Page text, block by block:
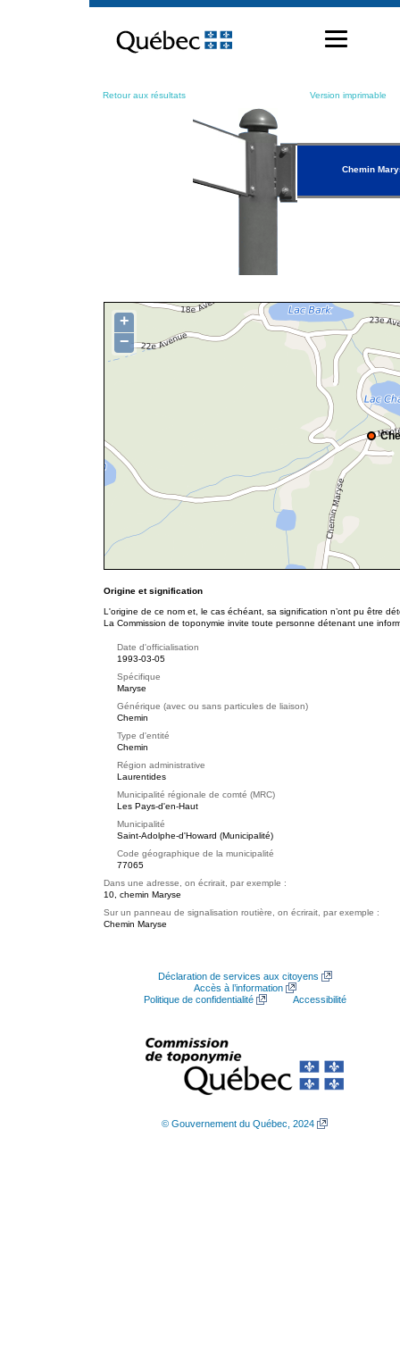
contenu
Retour aux résultats Version imprimable
Chemin
+
−
Origine et signification
L'origine de ce nom et, le cas échéant, sa signification n’ont pu être
La Commission de toponymie invite toute personne détenant une
Date d'officialisation
1993-03-05
Spécifique
Maryse
Générique (avec ou sans particules de liaison)
Chemin
Type d'entité
Chemin
Région administrative
Laurentides
Municipalité régionale de comté (MRC)
Les Pays-d'en-Haut
Municipalité
Saint-Adolphe-d'Howard (Municipalité)
Code géographique de la municipalité
77065
Dans une adresse, on écrirait, par exemple :
10, chemin Maryse
Sur un panneau de signalisation routière, on écrirait, par exemple :
Chemin Maryse
Déclaration de services aux citoyens
Accès à l’information
Politique de confidentialité
Accessibilité
© Gouvernement du Québec, 2024